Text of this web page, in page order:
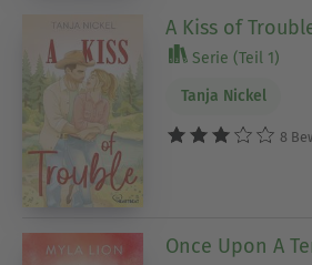
A Kiss of
Serie (Teil 1)
Tanja Nickel
8
Once Upon A